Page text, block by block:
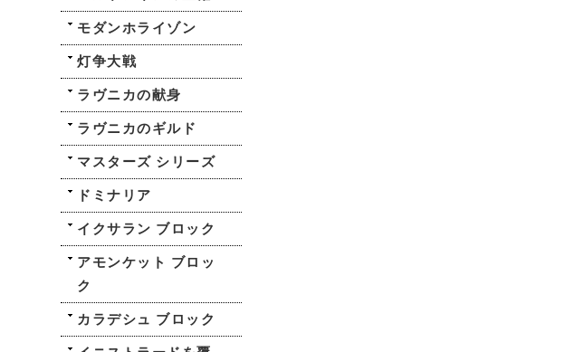
モダンホライゾン
灯争大戦
ラヴニカの献身
ラヴニカのギルド
マスターズ シリーズ
ドミナリア
イクサラン ブロック
アモンケット ブロッ
ク
カラデシュ ブロック